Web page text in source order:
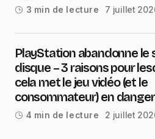
3 min de lecture 7 juillet
PlayStation abandonne le
disque – 3 raisons pour
cela met le jeu vidéo (et le
consommateur) en danger
4 min de lecture 2 juillet